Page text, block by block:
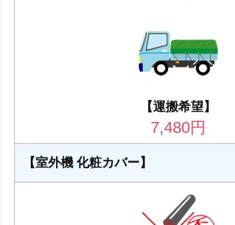
【運搬希望】
7,480円
【室外機 化粧カバー】